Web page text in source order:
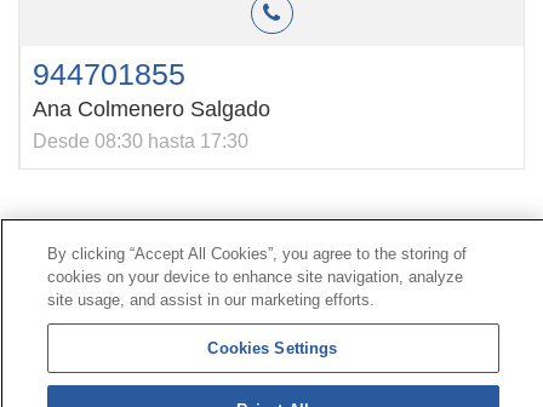
944701855
Ana Colmenero Salgado
Desde 08:30 hasta 17:30
Contacto|Perfil del contratante|Reclamaciones
Línea Universal 900 203 203|Zona Privada Comisión de
Prestaciones Especiales|Zona Privada Proveedor
© Mutua Universal 2026 | Mapa del sitio | Aviso legal
By clicking “Accept All Cookies”, you agree to the storing of
cookies on your device to enhance site navigation, analyze
site usage, and assist in our marketing efforts.
Cookies Settings